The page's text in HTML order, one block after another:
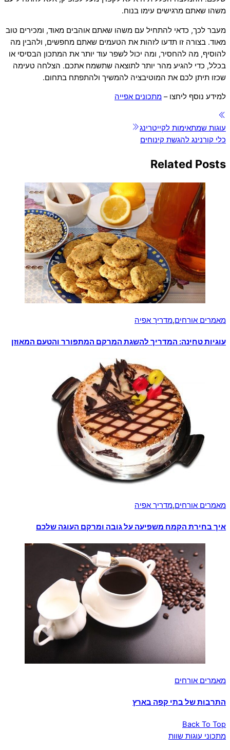
משהו שאתם מרגישים עימו בנוח.
מעבר לכך, כדאי להתחיל עם משהו שאתם אוהבים מאוד, ומכירים טוב
מאוד. בצורה זו תדעו לזהות את הטעמים שאתם מחפשים, ולהבין מה
להוסיף, מה להחסיר, ומה יכול לשפר עוד יותר את המתכון הבסיסי או
בכלל, כדי להגיע מהר יותר לתוצאה שתשמח אתכם. הצלחה טעימה
שכזו תיתן לכם את המוטיבציה להמשיך ולהתפתח בתחום.
למידע נוסף ליחצו – מתכונים אפייה
עוגות שמתאימות לקייטרינג
כלי קורנינג להגשת קינוחים
Related Posts
מאמרים אורחים,מדריך אפיה
עוגיות טחינה: המדריך להשגת המרקם המתפורר והטעם המאוזן
מאמרים אורחים,מדריך אפיה
איך בחירת הקמח משפיעה על גובה ומרקם העוגה שלכם
מאמרים אורחים
התרבות של בתי קפה בארץ
Back To Top
מתכוני עוגות שוות